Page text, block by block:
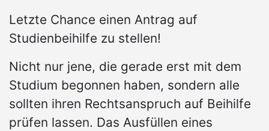
Letzte Chance einen Antrag auf
Studienbeihilfe zu stellen!
Nicht nur jene, die gerade erst mit dem
Studium begonnen haben, sondern alle
sollten ihren Rechtsanspruch auf Beihilfe
prüfen lassen. Das Ausfüllen eines